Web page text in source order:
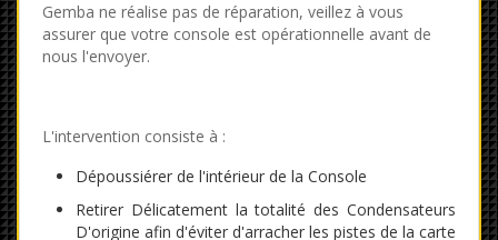
Gemba ne réalise pas de réparation, veillez à vous
assurer que votre console est opérationnelle avant de
nous l'envoyer.
L'intervention consiste à :
Dépoussiérer de l'intérieur de la Console
Retirer Délicatement la totalité des Condensateurs
D'origine afin d'éviter d'arracher les pistes de la carte